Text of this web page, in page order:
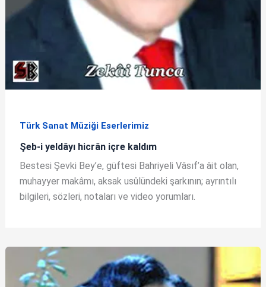
Türk Sanat Müziği Eserlerimiz
Şeb-i yeldâyı hicrân içre kaldım
Bestesi Şevki Bey’e, güftesi Bahriyeli Vâsıf’a âit olan,
muhayyer makâmı, aksak usûlündeki şarkının; ayrıntılı
bilgileri, sözleri, notaları ve video yorumları.